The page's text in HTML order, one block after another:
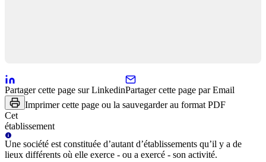
Partager cette page sur LinkedinPartager cette page par Email
Imprimer cette page ou la sauvegarder au format PDF
Cet
établissement
Une société est constituée d’autant d’établissements qu’il y a de
lieux différents où elle exerce - ou a exercé - son activité.